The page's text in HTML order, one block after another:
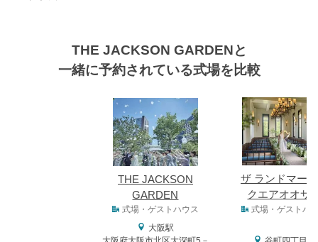
THE JACKSON GARDENと
一緒に予約されている式場を比較
THE JACKSON
GARDEN
ザ ランドマー
クエアオオサ
式場・ゲストハウス
式場・ゲストハ
大阪駅